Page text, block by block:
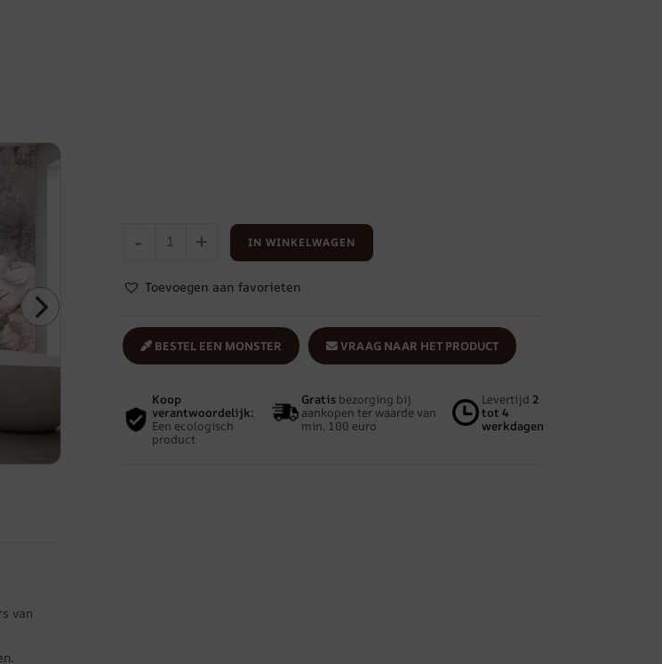
van
- + IN WINKELWAGEN
Toevoegen aan favorieten
BESTEL EEN MONSTER VRAAG NAAR HET PRODUCT
Koop
verantwoordelijk:
Een ecologisch
product
Gratisbezorging bij
aankopen ter waarde van
min. 100 euro
Levertijd 2
tot 4
werkdagen